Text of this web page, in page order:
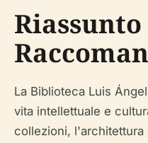
Riassunto
La Biblioteca Luis
vita intellettuale e
collezioni, l'architettura